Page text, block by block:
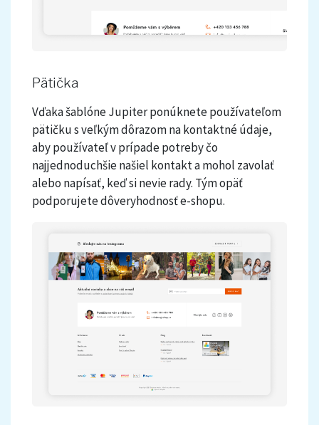
Pätička
Vďaka šablóne Jupiter ponúknete používateľom
pätičku s veľkým dôrazom na kontaktné údaje,
aby používateľ v prípade potreby čo
najjednoduchšie našiel kontakt a mohol zavolať
alebo napísať, keď si nevie rady. Tým opäť
podporujete dôveryhodnosť e-shopu.